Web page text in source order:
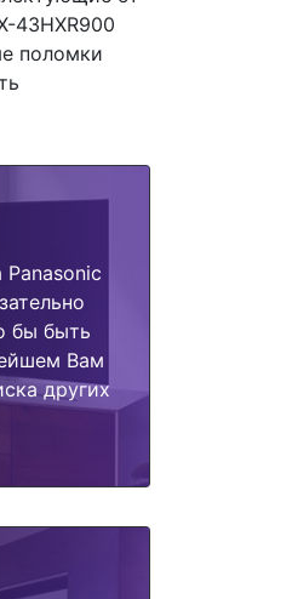
43HXR900
поломки
бы быть
Вам
других